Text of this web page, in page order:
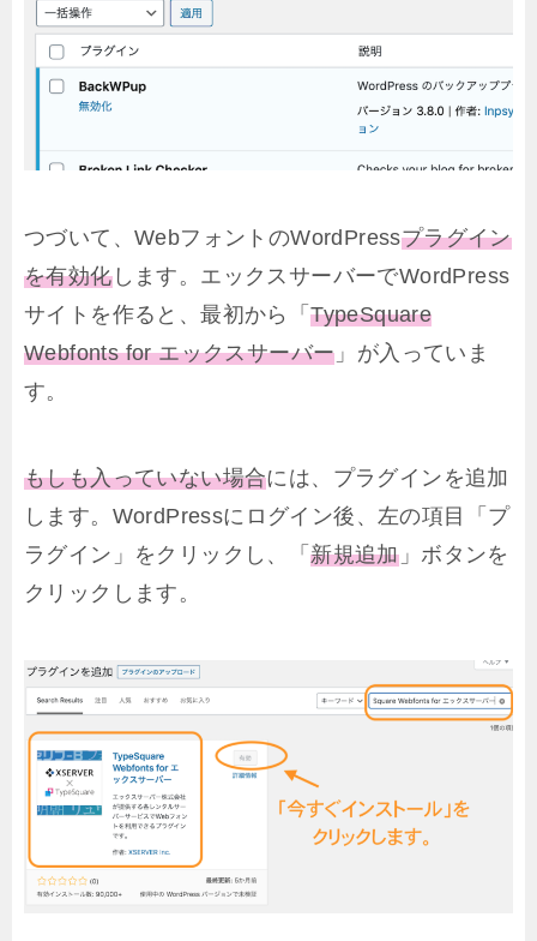
つづいて、WebフォントのWordPressプラグイン
を有効化します。エックスサーバーでWordPress
サイトを作ると、最初から「TypeSquare
Webfonts for エックスサーバー 」が入っていま
す。
もしも入っていない場合には、プラグインを追加
します。WordPressにログイン後、左の項目「プ
ラグイン」をクリックし、「新規追加」ボタンを
クリックします。